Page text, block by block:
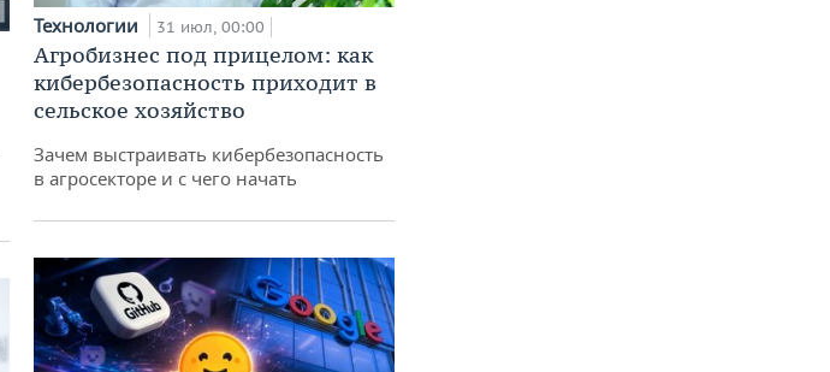
Технологии 31 июл, 00:00
Агробизнес под прицелом: как
кибербезопасность приходит в
сельское хозяйство
Зачем выстраивать кибербезопасность
в агросекторе и с чего начать